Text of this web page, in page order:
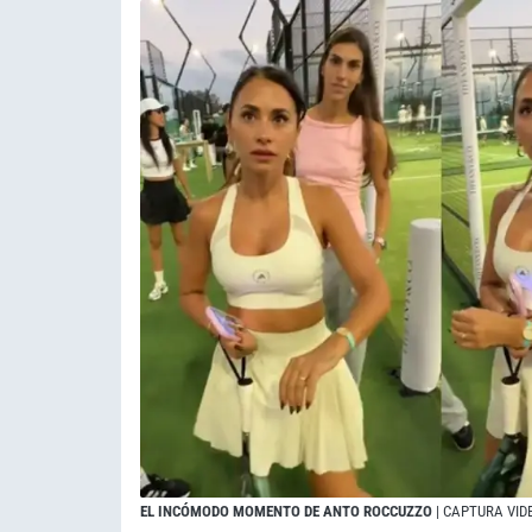
EL INCÓMODO MOMENTO DE ANTO ROCCUZZO | CAPTURA